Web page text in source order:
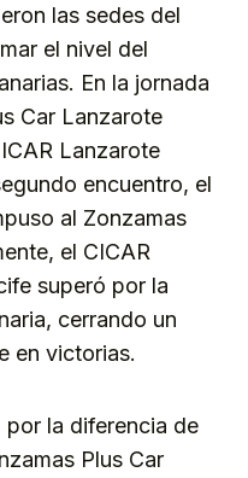
las sedes del
el nivel del
En la jornada
Car Lanzarote
Lanzarote
encuentro, el
al Zonzamas
el CICAR
superó por la
cerrando un
en victorias.
la diferencia de
Plus Car